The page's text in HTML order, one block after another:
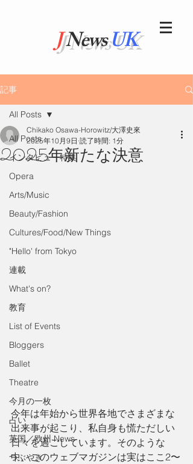
JNewsUK
記事
All Posts
インタビュー特集
Opera
Arts/Music
Beauty/Fashion
Cultures/Food/New Things
"Hello' from Tokyo
連載
What's on?
教育
List of Events
Bloggers
Ballet
Theatre
今月の一枚
占い
英国／欧州 News
つぶやき
All Posts
2025年新たな決意
Chikako Osawa-Horowitz/大澤史來
2025年10月9日 読了時間: 1分
今年は年始から世界各地でさまざまな
出来事が起こり、私自身も慌ただしい
日々を過ごしています。そのような
中、このウェブマガジンは実はここ2〜